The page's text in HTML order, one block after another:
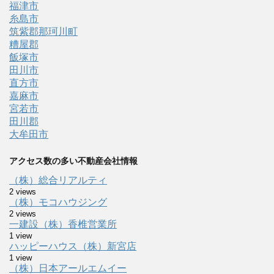
福津市
糸島市
筑紫郡那珂川町
糟屋郡
飯塚市
田川市
直方市
嘉麻市
宮若市
田川郡
大牟田市
アクセス数の多い不動産会社情報
（株）総合リアルティ
2 views
（株）モコハウジング
2 views
一建設（株）香椎営業所
1 view
ハッピーハウス（株）新宮店
1 view
（株）日本アールエムイー